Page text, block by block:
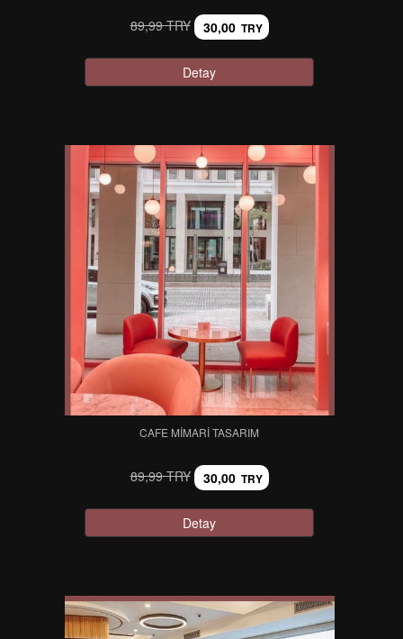
89,99 TRY 30,00 TRY
Detay
CAFE MIMARI TASARIM
89,99 TRY 30,00 TRY
Detay